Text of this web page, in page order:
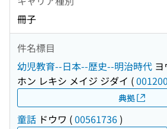
冊子
件名標目
幼児教育--日本--歴史--明治時代
ホン レキシ メイジ ジダイ (
典拠
童話 ドウワ (00561736)